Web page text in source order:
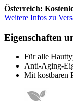
Österreich:
Weitere Infos zu
Eigenschaften
Für alle
Anti-Aging-
Mit kostbaren